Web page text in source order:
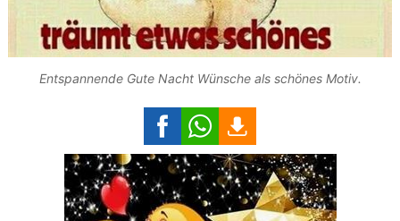
Entspannende Gute Nacht Wünsche als schönes Motiv.